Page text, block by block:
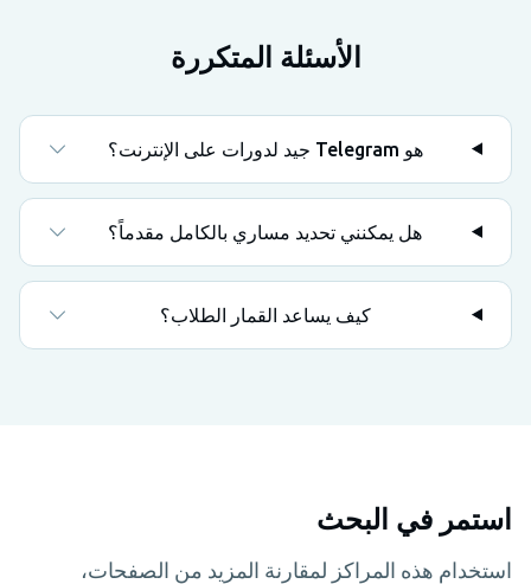
الأسئلة المتكررة
هو Telegram جيد لدورات على الإنترنت؟
هل يمكنني تحديد مساري بالكامل مقدماً؟
كيف يساعد القمار الطلاب؟
استمر في البحث
استخدام هذه المراكز لمقارنة المزيد من الصفحات،